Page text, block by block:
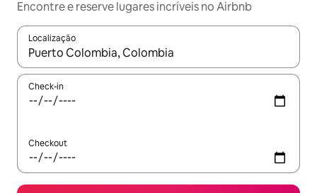
Encontre e reserve lugares incríveis no Airbnb
Localização
Quando os resultados estiverem disponíveis, explore-os
Check-in
Checkout